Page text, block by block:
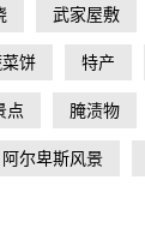
武家屋敷
饼 特产
点 腌渍物
阿尔卑斯风景